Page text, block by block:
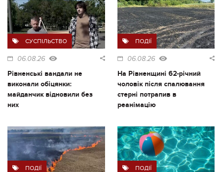
СУСПІЛЬСТВО
06.08.26
Рівненські вандали не
виконали обіцянки:
майданчик відновили без
них
ПОДІЇ
06.08.26
На Рівненщині 62-річний
чоловік після спалювання
стерні потрапив в
реанімацію
ПОДІЇ ПОДІЇ